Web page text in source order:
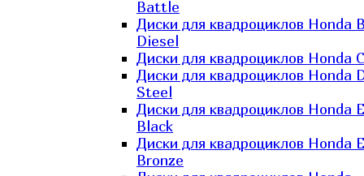
Battle
Диски для квадроциклов Honda
Diesel
Диски для квадроциклов Honda
Диски для квадроциклов Honda
Steel
Диски для квадроциклов Honda
Black
Диски для квадроциклов Honda
Bronze